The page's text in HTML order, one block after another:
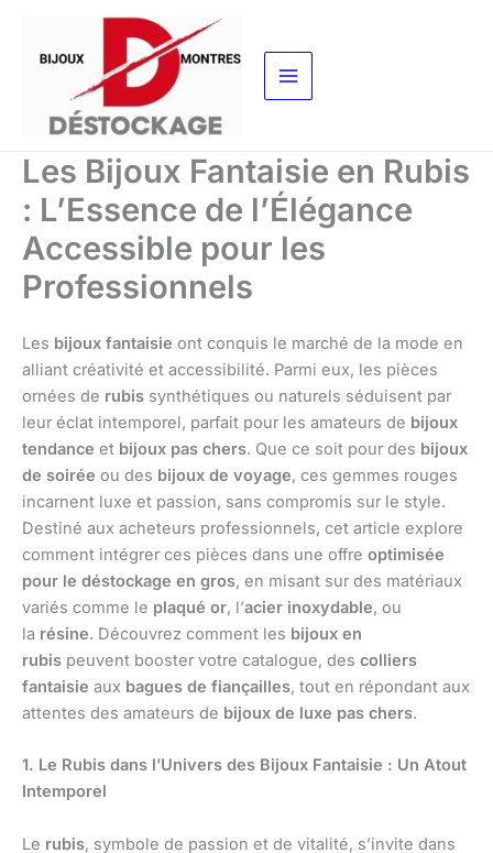
contenu
Les Bijoux Fantaisie en Rubis
: L’Essence de l’Élégance
Accessible pour les
Professionnels
Les bijoux fantaisie ont conquis le marché de la mode en
alliant créativité et accessibilité. Parmi eux, les pièces
ornées de rubis synthétiques ou naturels séduisent par
leur éclat intemporel, parfait pour les amateurs de bijoux
tendance et bijoux pas chers. Que ce soit pour des bijoux
de soirée ou des bijoux de voyage, ces gemmes rouges
incarnent luxe et passion, sans compromis sur le style.
Destiné aux acheteurs professionnels, cet article explore
comment intégrer ces pièces dans une offre optimisée
pour le déstockage en gros, en misant sur des matériaux
variés comme le plaqué or, l’acier inoxydable, ou
la résine. Découvrez comment les bijoux en
rubis peuvent booster votre catalogue, des colliers
fantaisie aux bagues de fiançailles, tout en répondant aux
attentes des amateurs de bijoux de luxe pas chers.
1. Le Rubis dans l’Univers des Bijoux Fantaisie : Un Atout
Intemporel
Le rubis, symbole de passion et de vitalité, s’invite dans